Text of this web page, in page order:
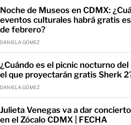
Noche de Museos en CDMX:
eventos culturales habrá gratis
de febrero?
DANIELA GÓMEZ
¿Cuándo es el picnic nocturno del
el que proyectarán gratis Sherk
DANIELA GÓMEZ
Julieta Venegas va a dar
en el Zócalo CDMX | FECHA